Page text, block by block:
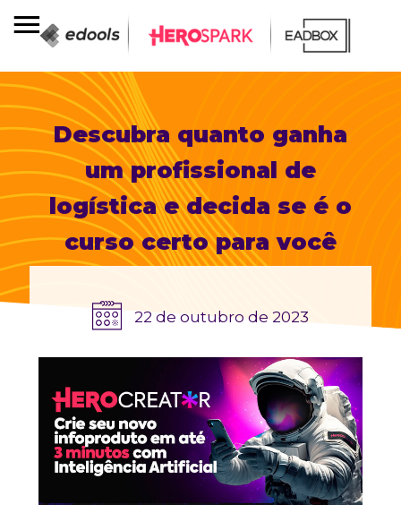
Descubra quanto ganha
um profissional de
logística e decida se é o
curso certo para você
22 de outubro de 2023